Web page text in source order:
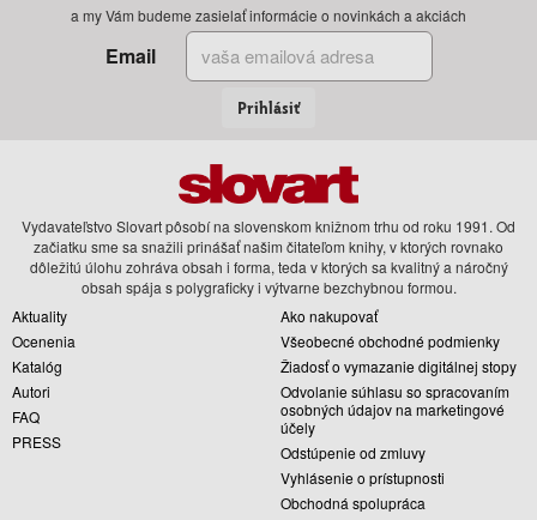
a my Vám budeme zasielať informácie o novinkách a akciách
Email
Prihlásiť
Vydavateľstvo Slovart pôsobí na slovenskom knižnom trhu od roku 1991. Od
začiatku sme sa snažili prinášať našim čitateľom knihy, v ktorých rovnako
dôležitú úlohu zohráva obsah i forma, teda v ktorých sa kvalitný a náročný
obsah spája s polygraficky i výtvarne bezchybnou formou.
Aktuality
Ocenenia
Katalóg
Autori
FAQ
PRESS
Ako nakupovať
Všeobecné obchodné podmienky
Žiadosť o vymazanie digitálnej stopy
Odvolanie súhlasu so spracovaním
osobných údajov na marketingové
účely
Odstúpenie od zmluvy
Vyhlásenie o prístupnosti
Obchodná spolupráca